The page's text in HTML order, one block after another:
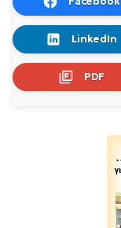
LinkedIn
PDF